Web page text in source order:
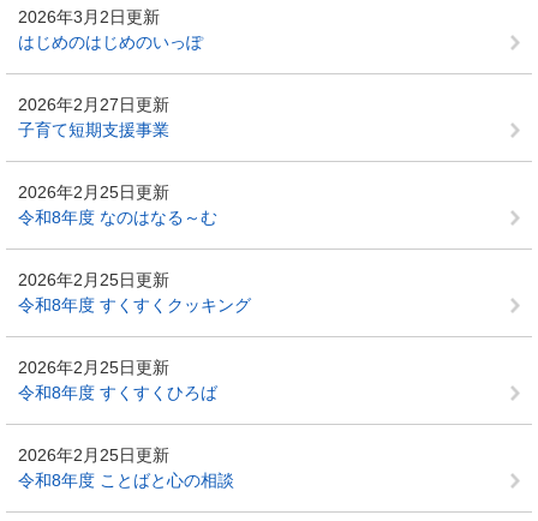
2026年3月2日更新
はじめのはじめのいっぽ
2026年2月27日更新
子育て短期支援事業
2026年2月25日更新
令和8年度 なのはなる～む
2026年2月25日更新
令和8年度 すくすくクッキング
2026年2月25日更新
令和8年度 すくすくひろば
2026年2月25日更新
令和8年度 ことばと心の相談